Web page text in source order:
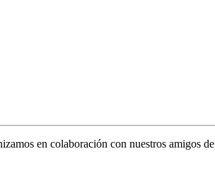
en colaboración con nuestros amigos de